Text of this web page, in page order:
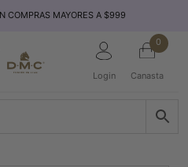
COMPRAS MAYORES A $999
Login
0
Canasta